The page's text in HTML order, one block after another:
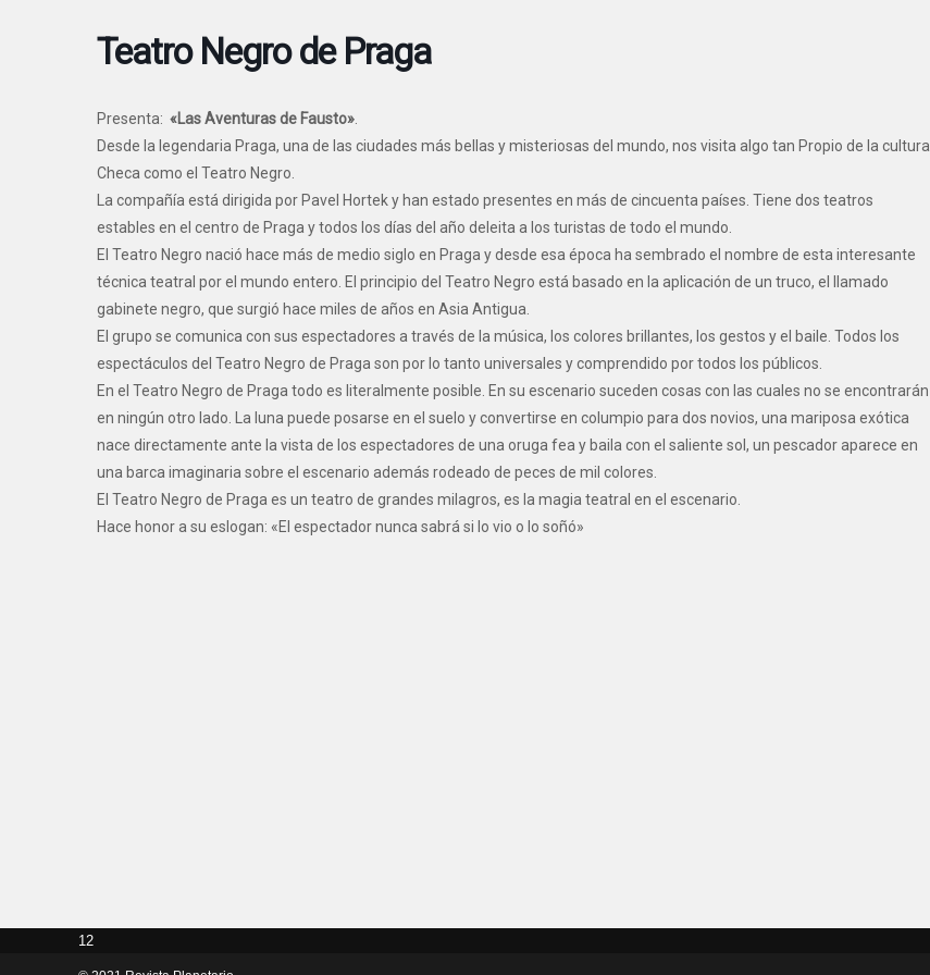
Teatro Negro de Praga
Presenta: «Las Aventuras de Fausto»
Desde la legendaria Praga, una de las ciudades más bellas y misteriosas del mundo, nos visita algo tan Propio de la cultura
Checa como el Teatro Negro.
La compañía está dirigida por Pavel Hortek y han estado presentes en más de cincuenta países. Tiene dos teatros
estables en el centro de Praga y todos los días del año deleita a los turistas de todo el mundo.
El Teatro Negro nació hace más de medio siglo en Praga y desde esa época ha sembrado el nombre de esta interesante
técnica teatral por el mundo entero. El principio del Teatro Negro está basado en la aplicación de un truco, el llamado
gabinete negro, que surgió hace miles de años en Asia Antigua.
El grupo se comunica con sus espectadores a través de la música, los colores brillantes, los gestos y el baile. Todos los
espectáculos del Teatro Negro de Praga son por lo tanto universales y comprendido por todos los públicos.
En el Teatro Negro de Praga todo es literalmente posible. En su escenario suceden cosas con las cuales no se encontrarán
en ningún otro lado. La luna puede posarse en el suelo y convertirse en columpio para dos novios, una mariposa exótica
nace directamente ante la vista de los espectadores de una oruga fea y baila con el saliente sol, un pescador aparece en
una barca imaginaria sobre el escenario además rodeado de peces de mil colores.
El Teatro Negro de Praga es un teatro de grandes milagros, es la magia teatral en el escenario.
Hace honor a su eslogan: «El espectador nunca sabrá si lo vio o lo soñó»
12